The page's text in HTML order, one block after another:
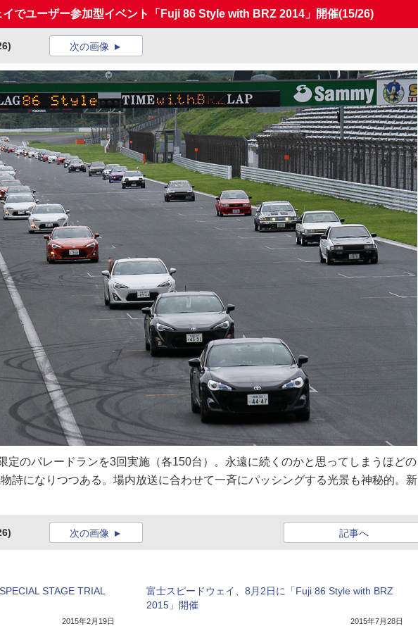
でユーザー参加型イベント「Fuji 86 Style with BRZ 2014」開催(15/26)
次の画像
定のパレードランを3回実施（各150台）。永遠に続くのかと思ってしまうほどの
詩になりつつある。場内放送に合わせて一斉にパッシングする光景も神秘的。新
記事へ
次の画像
STAGE TRIAL
2015年2月19日
富士スピードウェイ、8月2日に「Fuji 86 Style with BRZ
2015」開催
2015年7月28日